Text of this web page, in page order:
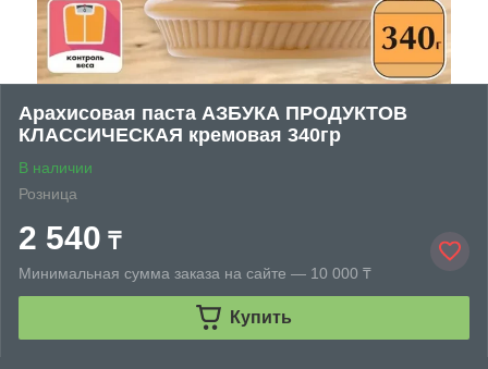
Арахисовая паста АЗБУКА ПРОДУКТОВ
КЛАССИЧЕСКАЯ кремовая 340гр
В наличии
Розница
2 540 ₸
Минимальная сумма заказа на сайте — 10 000 ₸
Купить